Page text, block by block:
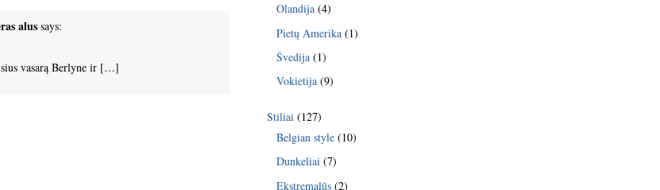
alus says:
vasarą Berlyne ir […]
Olandija (4)
Pietų Amerika (1)
Švedija (1)
Vokietija (9)
Stiliai (127)
Belgian style (10)
Dunkeliai (7)
Ekstremalūs (2)